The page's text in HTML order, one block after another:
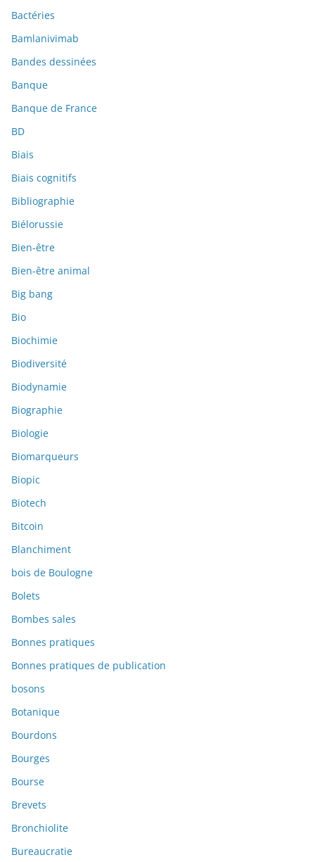
Bactéries
Bamlanivimab
Bandes dessinées
Banque
Banque de France
BD
Biais
Biais cognitifs
Bibliographie
Biélorussie
Bien-être
Bien-être animal
Big bang
Bio
Biochimie
Biodiversité
Biodynamie
Biographie
Biologie
Biomarqueurs
Biopic
Biotech
Bitcoin
Blanchiment
bois de Boulogne
Bolets
Bombes sales
Bonnes pratiques
Bonnes pratiques de publication
bosons
Botanique
Bourdons
Bourges
Bourse
Brevets
Bronchiolite
Bureaucratie